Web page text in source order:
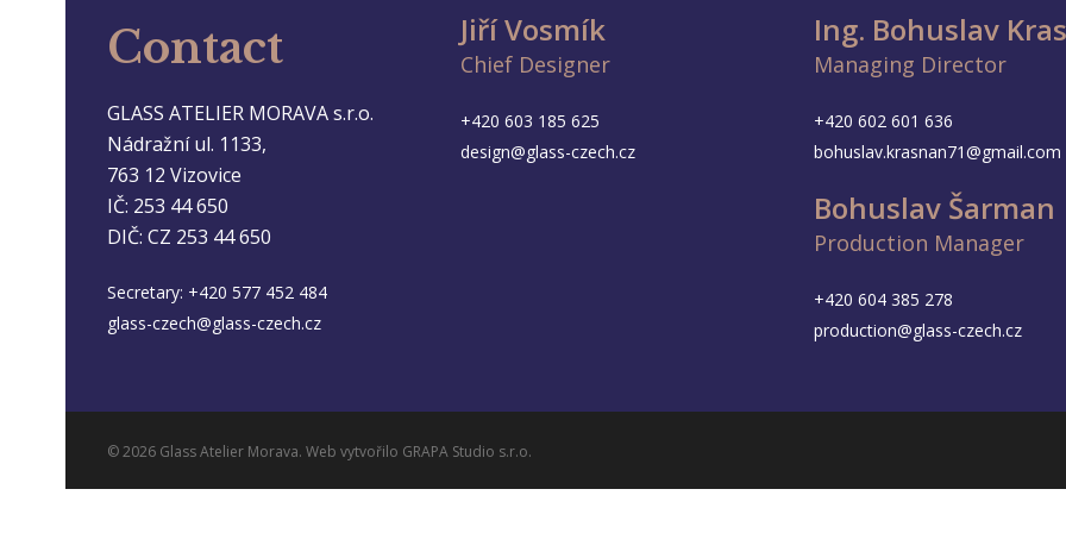
Contact
GLASS ATELIER MORAVA s.r.o.
Nádražní ul. 1133,
763 12 Vizovice
IČ: 253 44 650
DIČ: CZ 253 44 650
Secretary: +420 577 452 484
glass-czech@glass-czech.cz
Jiří Vosmík
Chief Designer
+420 603 185 625
design@glass-czech.cz
Ing. Bohuslav
Managing Director
+420 602 601 636
bohuslav.krasnan71@gmail.com
Bohuslav Šarman
Production Manager
+420 604 385 278
production@glass-czech.cz
© 2026 Glass Atelier Morava. Web vytvořilo GRAPA Studio s.r.o.